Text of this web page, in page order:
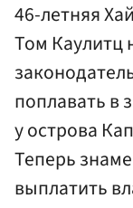
46-летняя
Том Каулитц
поплавать в
у острова
Теперь
выплатить